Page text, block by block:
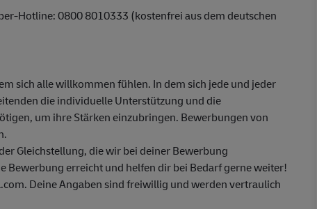
Hotline: 0800 8010333 (kostenfrei aus dem deutschen
sich alle willkommen fühlen. In dem sich jede und jeder
die individuelle Unterstützung und die
um ihre Stärken einzubringen. Bewerbungen von
Gleichstellung, die wir bei deiner Bewerbung
Bewerbung erreicht und helfen dir bei Bedarf gerne weiter!
Deine Angaben sind freiwillig und werden vertraulich